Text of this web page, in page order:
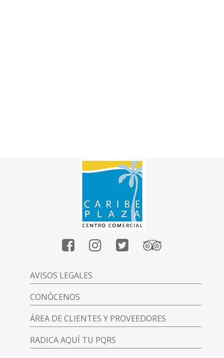
AVISOS LEGALES
CONÓCENOS
ÁREA DE CLIENTES Y PROVEEDORES
RADICA AQUÍ TU PQRS